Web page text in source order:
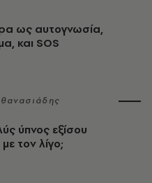
ως αυτογνωσία,
και SOS
ύπνος εξίσου
τον λίγο;